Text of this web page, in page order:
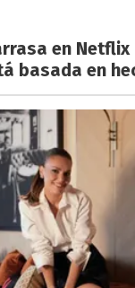
en
basada en